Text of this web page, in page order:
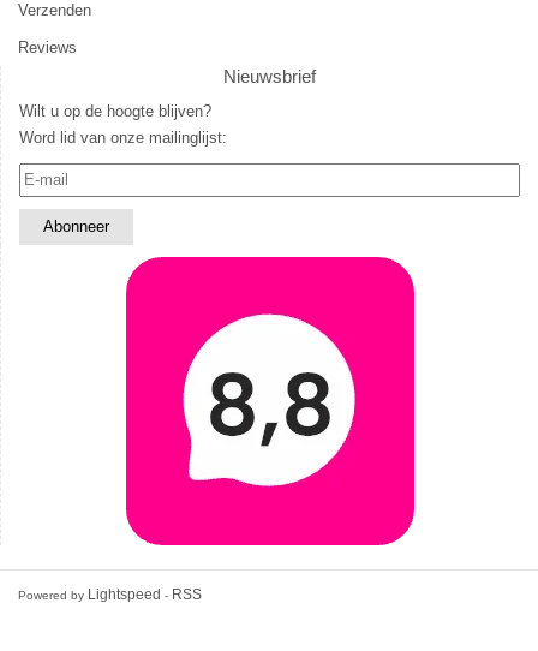
Verzenden
Reviews
Nieuwsbrief
Wilt u op de hoogte blijven?
Word lid van onze mailinglijst:
Powered by Lightspeed - RSS